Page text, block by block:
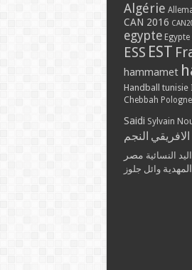
Algérie
CAN 2016
egypte
ESS EST
hammamet
Handball tunisie
Chebbah Pologne
Saidi Sylvain
الافريقي النجم
النسائية مصر
وائل جلوز